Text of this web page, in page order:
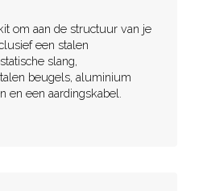
om aan de structuur van je
een stalen
slang,
beugels, aluminium
en een aardingskabel.